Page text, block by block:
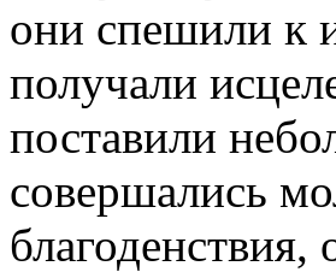
они спешили к
получали
поставили
совершались